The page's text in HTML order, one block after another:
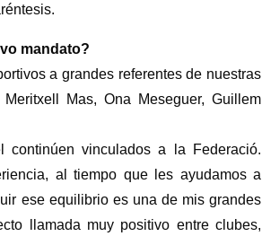
mandato?
a grandes referentes de nuestras
Mas, Ona Meseguer, Guillem
continúen vinculados a la Federació.
al tiempo que les ayudamos a
ese equilibrio es una de mis grandes
llamada muy positivo entre clubes,